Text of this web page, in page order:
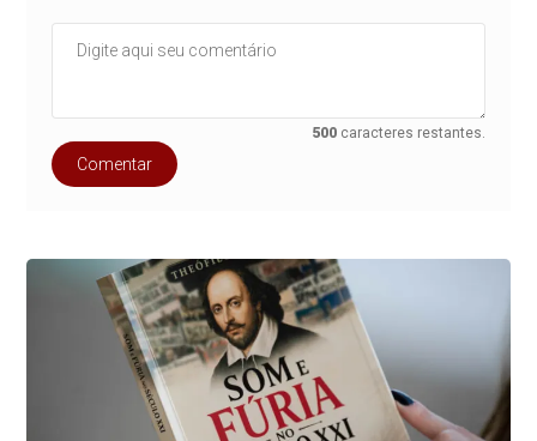
500 caracteres restantes.
Comentar